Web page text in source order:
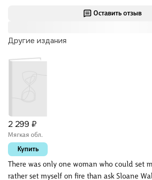
Оставить отзыв
There was only one woman who could set
rather set myself on fire than ask Sloane
Другие издания
2 299 ₽
Мягкая обл.
Купить